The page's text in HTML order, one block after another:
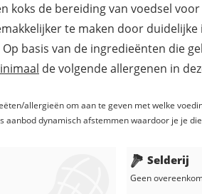
koks de bereiding van voedsel
te maken door
basis van de ingredieënten die
de volgende allergenen in
allergieën om aan te geven met welke
aanbod dynamisch afstemmen waardoor je je
Selderij
Geen